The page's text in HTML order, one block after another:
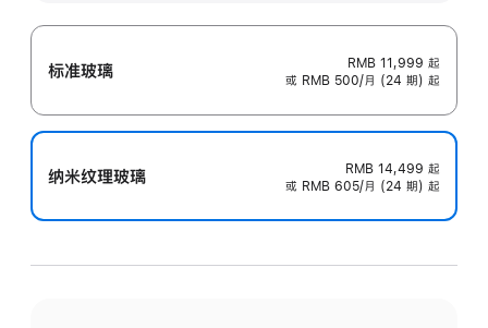
标准玻璃 RMB 11,999 起
或 RMB 500/月 (24 期) 起
纳米纹理玻璃 RMB 14,499 起
或 RMB 605/月 (24 期) 起